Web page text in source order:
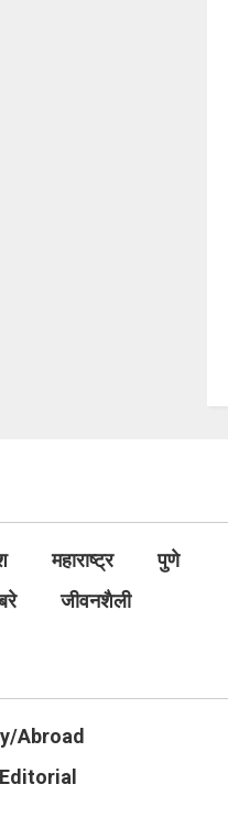
महाराष्ट्र
पुणे
जीवनशैली
Abroad
Editorial